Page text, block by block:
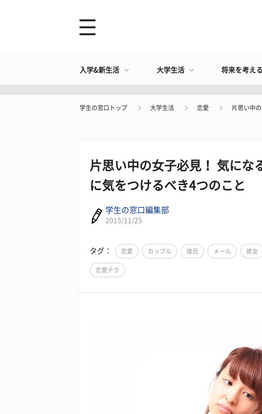
入学&新生活 大学生活 将来を考える
学生の窓口トップ 大学生活 恋愛 片思い中
片思い中の女子必見！ 気にな
に気をつけるべき4つのこと
学生の窓口編集部
2015/11/25
タグ： 恋愛 カップル 彼氏 メール 彼女
恋愛テク